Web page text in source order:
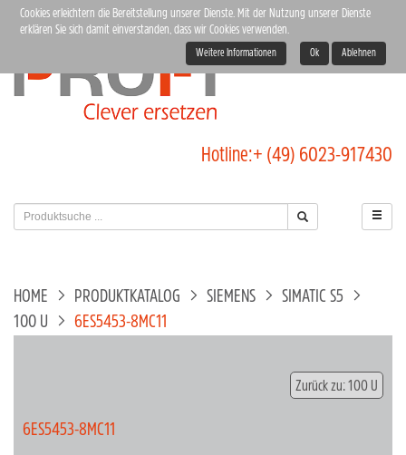
Hotline:+ (49) 6023-917430
HOME PRODUKTKATALOG SIEMENS
SIMATIC S5
100 U
6ES5453-8MC11
Zurück zu: 100 U
6ES5453-8MC11
Cookies erleichtern die Bereitstellung unserer Dienste. Mit der Nutzung unserer Dienste
erklären Sie sich damit einverstanden, dass wir Cookies verwenden.
Weitere Informationen Ok Ablehnen